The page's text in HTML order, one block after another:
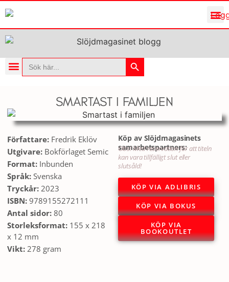
Sök
efter:
Sökknapp
SMARTAST I FAMILJEN
Författare: Fredrik Eklöv
Utgivare: Bokförlaget Semic
Format: Inbunden
Språk: Svenska
Tryckår: 2023
ISBN: 9789155272111
Antal sidor: 80
Storleksformat: 155 x 218
x 12 mm
Vikt: 278 gram
Köp av Slöjdmagasinets
samarbetspartners:
Obs! Med reservation för att titeln
kan vara tillfälligt slut eller
slutsåld!
KÖP VIA ADLIBRIS
KÖP VIA BOKUS
KÖP VIA
BOOKOUTLET